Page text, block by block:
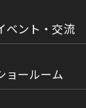
ベント・交流
ョールーム